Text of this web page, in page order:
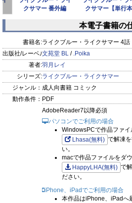
クサマー 番外編
クサマー【単行本
下ろし付
prev next
本電子書籍の
書籍名:ライクブルー・ライクサマー 4話
出版社/レーベル:文苑堂 BL / .Poika
著者:羽月レイ
シリーズ:ライクブルー・ライクサマー
ジャンル： 成人向書籍 コミック
動作条件： PDF
AdobeReader7以降必須
パソコンでご利用の場合
WindowsPCで作品ファイ
Lhasa(無料) で解凍
い。
macで作品ファイルをダウ
HappyLHA(無料) で
ださい。
iPhone、iPadでご利用の場合
本作品はiPhone、iPadへ